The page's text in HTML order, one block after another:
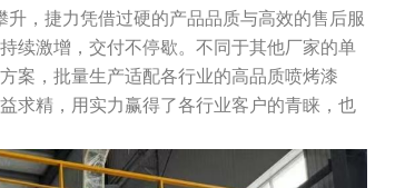
，捷力凭借过硬的产品品质与高效的售后服
续激增，交付不停歇。不同于其他厂家的单
案，批量生产适配各行业的高品质喷烤漆
求精，用实力赢得了各行业客户的青睐，也